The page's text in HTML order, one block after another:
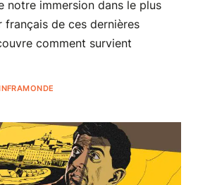
notre immersion dans le plus
de ces dernières
comment survient